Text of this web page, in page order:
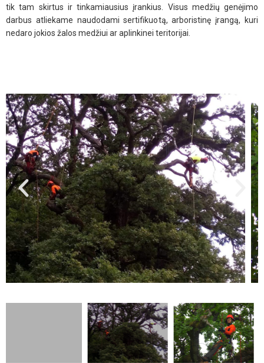
tik tam skirtus ir tinkamiausius įrankius. Visus medžių genėjimo
darbus atliekame naudodami sertifikuotą, arboristinę įrangą, kuri
nedaro jokios žalos medžiui ar aplinkinei teritorijai.